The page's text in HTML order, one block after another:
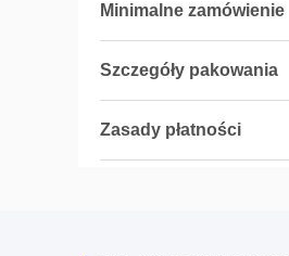
Minimalne zamówienie
Szczegóły pakowania
Zasady płatności